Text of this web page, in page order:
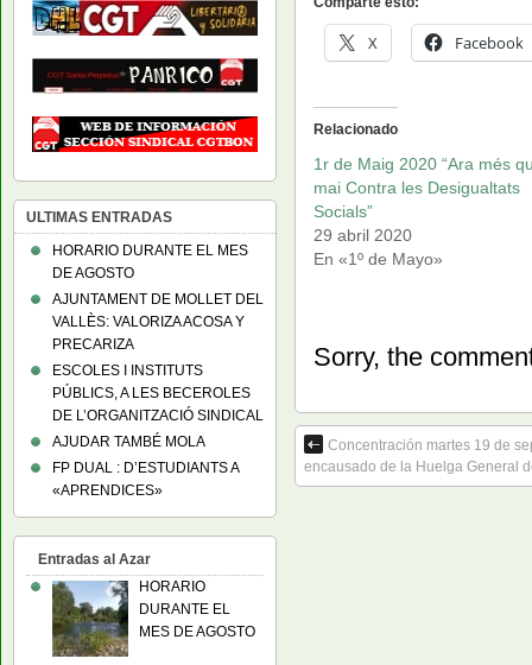
X Facebook
Relacionado
1r de Maig 2020 “Ara més
mai Contra les Desigualtats
Socials”
29 abril 2020
En «1º de Mayo»
Sorry, the
Concentración martes 19 de
encausado de la Huelga General
ULTIMAS ENTRADAS
HORARIO DURANTE EL MES
DE AGOSTO
AJUNTAMENT DE MOLLET DEL
VALLÈS: VALORIZA ACOSA Y
PRECARIZA
ESCOLES I INSTITUTS
PÚBLICS, A LES BECEROLES
DE L’ORGANITZACIÓ SINDICAL
AJUDAR TAMBÉ MOLA
FP DUAL : D’ESTUDIANTS A
«APRENDICES»
Entradas al Azar
HORARIO
DURANTE EL
MES DE AGOSTO